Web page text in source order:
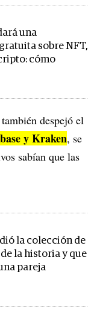
una
sobre NFT,
cómo
despejó el
y Kraken, se
sabían que las
la colección de
la historia y que
pareja